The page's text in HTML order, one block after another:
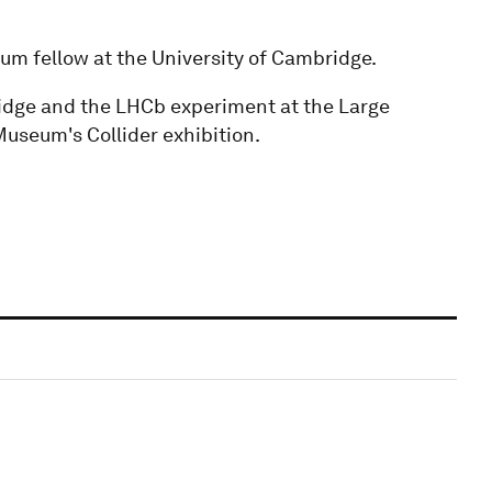
fellow at the University of Cambridge.
and the LHCb experiment at the Large
Collider exhibition.